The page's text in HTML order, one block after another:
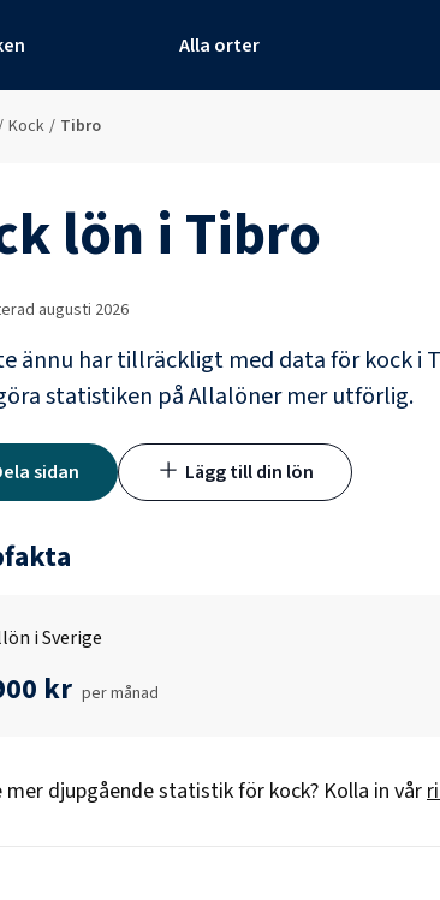
Alla orter
Kock / Tibro
lön i Tibro
augusti 2026
ännu har tillräckligt med data för kocki
statistiken på Allalöner mer utförlig.
sidan Lägg till din lön
i Sverige
kr per månad
mer djupgående statistik för kock? Kolla in vår